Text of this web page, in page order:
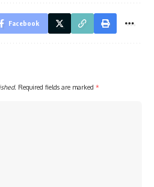
Facebook
Required fields are marked *